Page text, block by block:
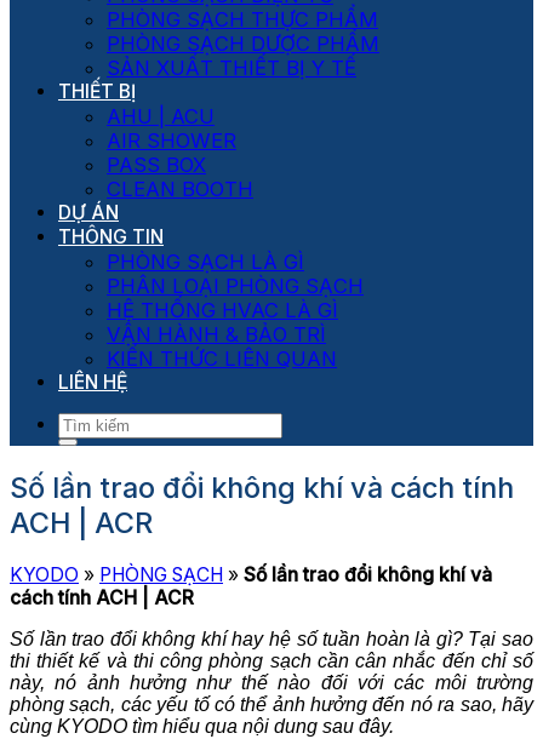
PHÒNG SẠCH THỰC PHẨM
PHÒNG SẠCH DƯỢC PHẨM
SẢN XUẤT THIẾT BỊ Y TẾ
THIẾT BỊ
AHU | ACU
AIR SHOWER
PASS BOX
CLEAN BOOTH
DỰ ÁN
THÔNG TIN
PHÒNG SẠCH LÀ GÌ
PHÂN LOẠI PHÒNG SẠCH
HỆ THỐNG HVAC LÀ GÌ
VẬN HÀNH & BẢO TRÌ
KIẾN THỨC LIÊN QUAN
LIÊN HỆ
Số lần trao đổi không khí và cách tính
ACH | ACR
KYODO » PHÒNG SẠCH » Số lần trao đổi không khí và
cách tính ACH | ACR
Số lần trao đổi không khí hay hệ số tuần hoàn là gì? Tại sao
thi thiết kế và thi công phòng sạch cần cân nhắc đến chỉ số
này, nó ảnh hưởng như thế nào đối với các môi trường
phòng sạch, các yếu tố có thể ảnh hưởng đến nó ra sao, hãy
cùng KYODO tìm hiểu qua nội dung sau đây.